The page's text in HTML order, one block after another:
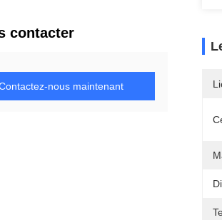
contacter
nous maintenant